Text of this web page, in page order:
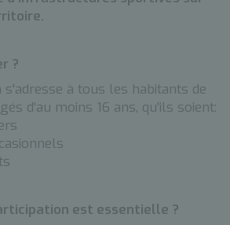
?
à tous les habitants de
d'au moins 16 ans, qu'ils soient:
est essentielle ?